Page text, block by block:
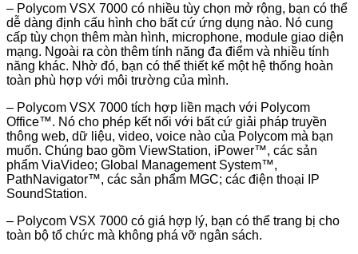
– Polycom VSX 7000 có nhiều tùy chọn mở rộng, bạn có thể
dễ dàng định cấu hình cho bất cứ ứng dụng nào. Nó cung
cấp tùy chọn thêm màn hình, microphone, module giao diện
mạng. Ngoài ra còn thêm tính năng đa điểm và nhiều tính
năng khác. Nhờ đó, bạn có thể thiết kế một hệ thống hoàn
toàn phù hợp với môi trường của mình.
– Polycom VSX 7000 tích hợp liền mạch với Polycom
Office™. Nó cho phép kết nối với bất cứ giải pháp truyền
thông web, dữ liệu, video, voice nào của Polycom mà bạn
muốn. Chúng bao gồm ViewStation, iPower™, các sản
phẩm ViaVideo; Global Management System™,
PathNavigator™, các sản phẩm MGC; các điện thoại IP
SoundStation.
– Polycom VSX 7000 có giá hợp lý, bạn có thể trang bị cho
toàn bộ tổ chức mà không phá vỡ ngân sách.